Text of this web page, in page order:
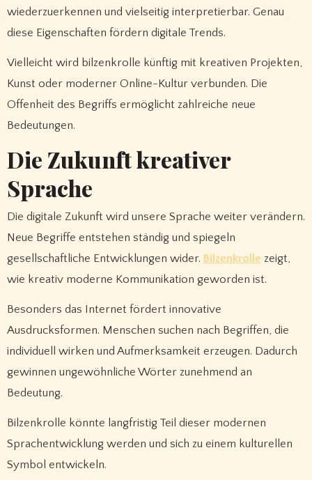
wiederzuerkennen und vielseitig interpretierbar. Genau
diese Eigenschaften fördern digitale Trends.
Vielleicht wird bilzenkrolle künftig mit kreativen Projekten,
Kunst oder moderner Online-Kultur verbunden. Die
Offenheit des Begriffs ermöglicht zahlreiche neue
Bedeutungen.
Die Zukunft kreativer
Sprache
Die digitale Zukunft wird unsere Sprache weiter verändern.
Neue Begriffe entstehen ständig und spiegeln
gesellschaftliche Entwicklungen wider. Bilzenkrolle zeigt,
wie kreativ moderne Kommunikation geworden ist.
Besonders das Internet fördert innovative
Ausdrucksformen. Menschen suchen nach Begriffen, die
individuell wirken und Aufmerksamkeit erzeugen. Dadurch
gewinnen ungewöhnliche Wörter zunehmend an
Bedeutung.
Bilzenkrolle könnte langfristig Teil dieser modernen
Sprachentwicklung werden und sich zu einem kulturellen
Symbol entwickeln.